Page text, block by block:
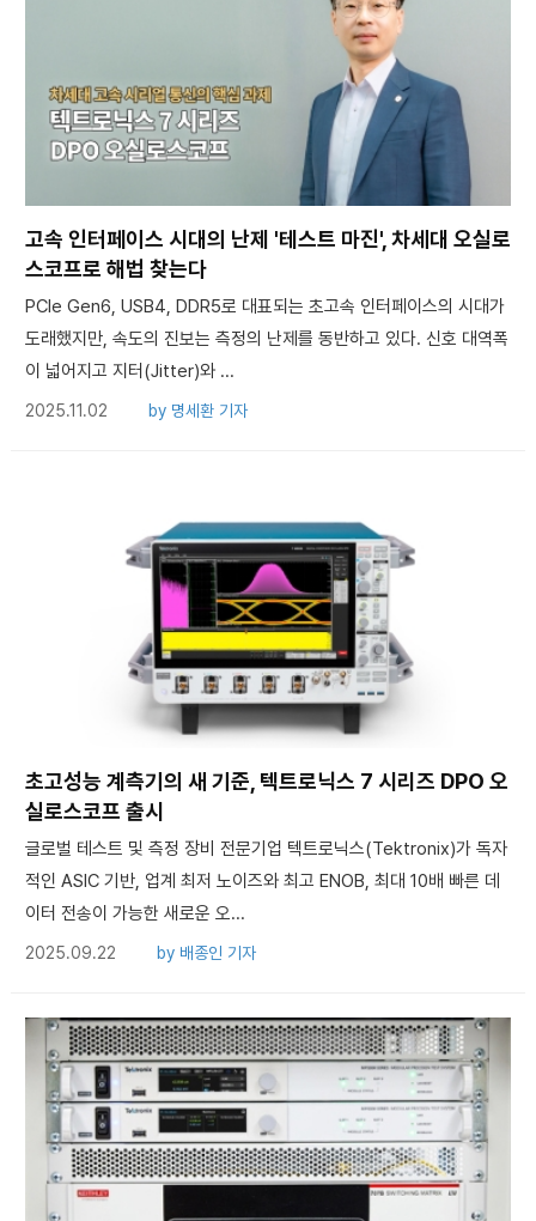
고속 인터페이스 시대의 난제 '테스트 마진', 차세대 오실로
스코프로 해법 찾는다
PCIe Gen6, USB4, DDR5로 대표되는 초고속 인터페이스의 시대가
도래했지만, 속도의 진보는 측정의 난제를 동반하고 있다. 신호 대역폭
이 넓어지고 지터(Jitter)와 ...
2025.11.02 by 명세환 기자
초고성능 계측기의 새 기준, 텍트로닉스 7 시리즈 DPO 오
실로스코프 출시
글로벌 테스트 및 측정 장비 전문기업 텍트로닉스(Tektronix)가 독자
적인 ASIC 기반, 업계 최저 노이즈와 최고 ENOB, 최대 10배 빠른 데
이터 전송이 가능한 새로운 오...
2025.09.22 by 배종인 기자